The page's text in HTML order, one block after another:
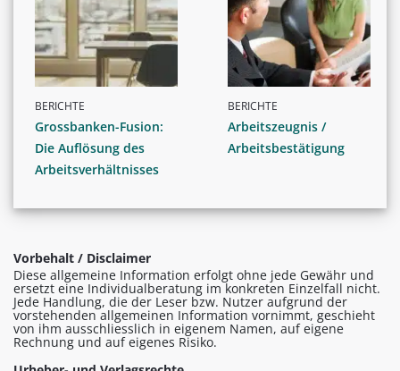
BERICHTE
Grossbanken-Fusion:
Die Auflösung des
Arbeitsverhältnisses
BERICHTE
Arbeitszeugnis /
Arbeitsbestätigung
Vorbehalt / Disclaimer
Diese allgemeine Information erfolgt ohne jede Gewähr und
ersetzt eine Individualberatung im konkreten Einzelfall nicht.
Jede Handlung, die der Leser bzw. Nutzer aufgrund der
vorstehenden allgemeinen Information vornimmt, geschieht
von ihm ausschliesslich in eigenem Namen, auf eigene
Rechnung und auf eigenes Risiko.